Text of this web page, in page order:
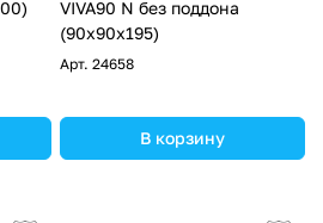
VIVA90 N без поддона
(90x90x195)
Арт. 24658
В корзину